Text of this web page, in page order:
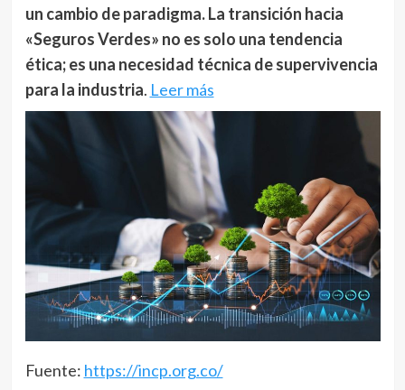
un cambio de paradigma. La transición hacia
«Seguros Verdes» no es solo una tendencia
ética; es una necesidad técnica de supervivencia
para la industria. Leer más
Fuente: https://incp.org.co/